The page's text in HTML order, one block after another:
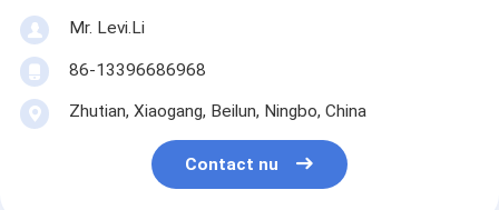
Mr. Levi.Li
86-13396686968
Zhutian, Xiaogang, Beilun, Ningbo, China
Contact nu